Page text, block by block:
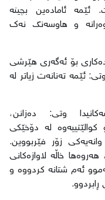
ئێمە ئامادەین بچینە
و هاوسەنگ نەک
بۆ ئەگەری هێرشی
ئێمە تەنانەت زیاتر لە
وتی: دەزانن،
لە دۆخێکی
ماوەی شەڕی ١٢ ڕۆژەدا وانەیەکی زۆر فێربووین.
خاڵە لاوازەکانی
ئەم شتانە کردووە و
ڕابردوو.